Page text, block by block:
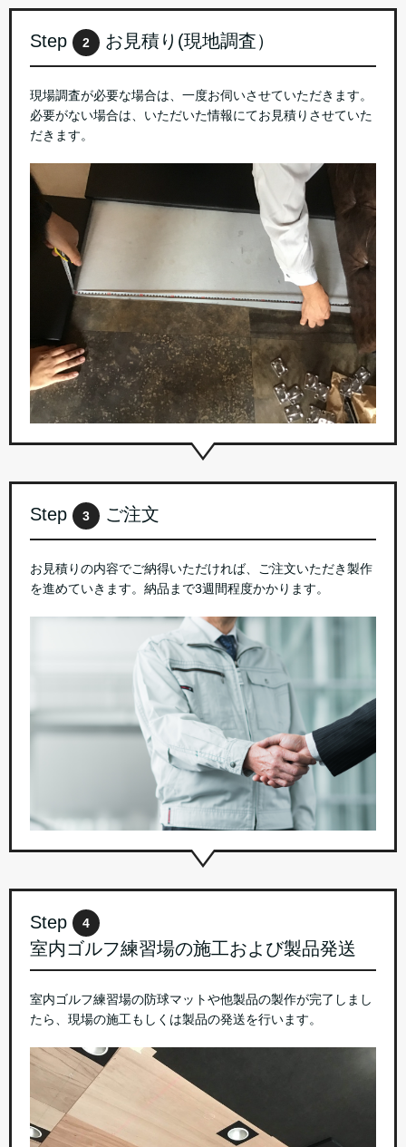
Step 2 お見積り(現地調査）
現場調査が必要な場合は、一度お伺いさせていただきます。
必要がない場合は、いただいた情報にてお見積りさせていた
だきます。
Step 3 ご注文
お見積りの内容でご納得いただければ、ご注文いただき製作
を進めていきます。納品まで3週間程度かかります。
Step 4
室内ゴルフ練習場の施工および製品発送
室内ゴルフ練習場の防球マットや他製品の製作が完了しまし
たら、現場の施工もしくは製品の発送を行います。